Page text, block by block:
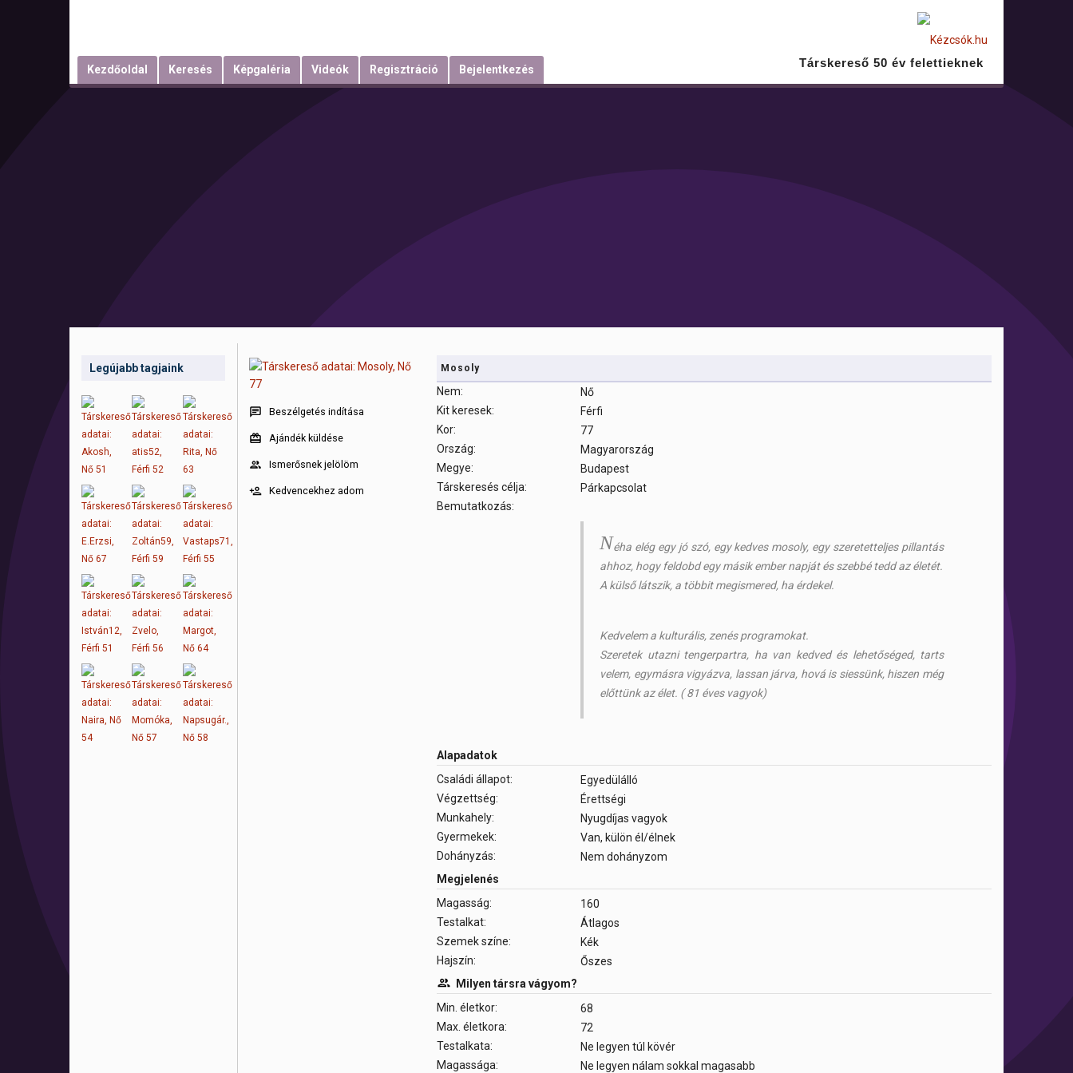
Kezdőoldal Keresés Képgaléria Videók Regisztráció Bejelentkezés Társkereső 50 év felettieknek
Legújabb tagjaink
Beszélgetés indítása
Ajándék küldése
Ismerősnek jelölöm
Kedvencekhez adom
Mosoly
Nem:
Nő
Kit keresek:
Férfi
Kor:
77
Ország:
Magyarország
Megye:
Budapest
Társkeresés célja:
Párkapcsolat
Bemutatkozás:
Néha elég egy jó szó, egy kedves mosoly, egy szeretetteljes pillantás
ahhoz, hogy feldobd egy másik ember napját és szebbé tedd az életét.
A külső látszik, a többit megismered, ha érdekel.
Kedvelem a kulturális, zenés programokat.
Szeretek utazni tengerpartra, ha van kedved és lehetőséged, tarts
velem, egymásra vigyázva, lassan járva, hová is siessünk, hiszen még
előttünk az élet. ( 81 éves vagyok)
Alapadatok
Családi állapot:
Egyedülálló
Végzettség:
Érettségi
Munkahely:
Nyugdíjas vagyok
Gyermekek:
Van, külön él/élnek
Dohányzás:
Nem dohányzom
Megjelenés
Magasság:
160
Testalkat:
Átlagos
Szemek színe:
Kék
Hajszín:
Őszes
Milyen társra vágyom?
Min. életkor:
68
Max. életkora:
72
Testalkata:
Ne legyen túl kövér
Magassága:
Ne legyen nálam sokkal magasabb